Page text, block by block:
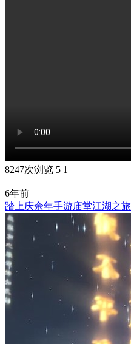
8247次浏览 5 1
6年前
踏上庆余年手游庙堂江湖之旅